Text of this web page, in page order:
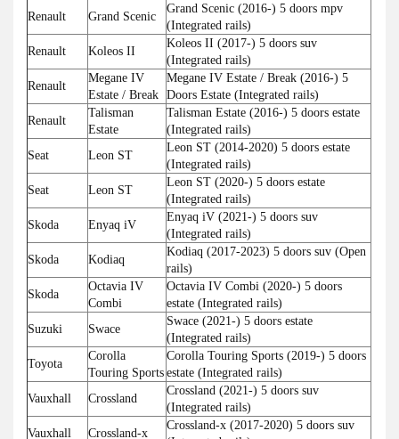
Renault
Grand Scenic
Grand Scenic (2016-) 5 doors mpv
(Integrated rails)
Renault
Koleos II
Koleos II (2017-) 5 doors suv
(Integrated rails)
Renault
Megane IV
Estate / Break
Megane IV Estate / Break (2016-) 5
Doors Estate (Integrated rails)
Renault
Talisman
Estate
Talisman Estate (2016-) 5 doors estate
(Integrated rails)
Seat
Leon ST
Leon ST (2014-2020) 5 doors estate
(Integrated rails)
Seat
Leon ST
Leon ST (2020-) 5 doors estate
(Integrated rails)
Skoda
Enyaq iV
Enyaq iV (2021-) 5 doors suv
(Integrated rails)
Skoda
Kodiaq
Kodiaq (2017-2023) 5 doors suv (Open
rails)
Skoda
Octavia IV
Combi
Octavia IV Combi (2020-) 5 doors
estate (Integrated rails)
Suzuki
Swace
Swace (2021-) 5 doors estate
(Integrated rails)
Toyota
Corolla
Touring Sports
Corolla Touring Sports (2019-) 5 doors
estate (Integrated rails)
Vauxhall
Crossland
Crossland (2021-) 5 doors suv
(Integrated rails)
Vauxhall
Crossland-x
Crossland-x (2017-2020) 5 doors suv